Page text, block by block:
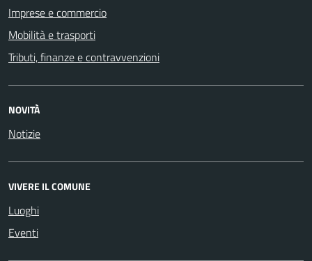
Imprese e commercio
Mobilità e trasporti
Tributi, finanze e contravvenzioni
NOVITÀ
Notizie
VIVERE IL COMUNE
Luoghi
Eventi